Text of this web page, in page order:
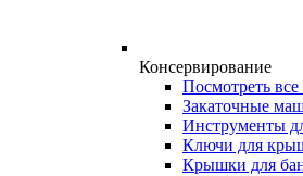
Консервирование
Посмотреть
Закаточные
Инструменты
Ключи для
Крышки для